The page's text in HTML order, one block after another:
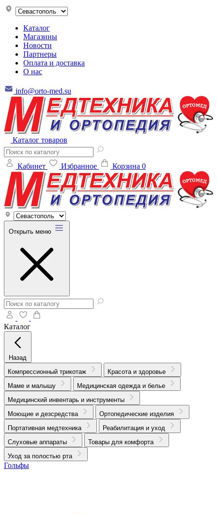
Каталог
Магазины
Новости
Партнеры
Оплата и доставка
О нас
info@orto-med.su
Каталог товаров
Кабинет Избранное Корзина 0
Открыть меню
Каталог
Назад
Компрессионный трикотаж
Красота и здоровье
Маме и малышу
Медицинская одежда и белье
Медицинский инвентарь и инструменты
Моющие и дезсредства
Ортопедические изделия
Портативная медтехника
Реабилитация и уход
Слуховые аппараты
Товары для комфорта
Уход за полостью рта
Гольфы